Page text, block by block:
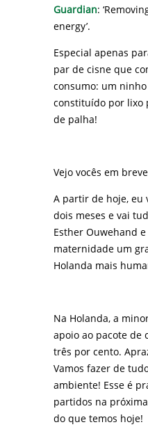
Guardian:
energy’.
Especial apenas
par de cisne que
consumo: um
constituído por lixo
de palha!
Vejo vocês em
A partir de hoje, eu
dois meses e vai
Esther Ouwehand
maternidade um
Holanda mais
Na Holanda, a
apoio ao pacote de
três por cento.
Vamos fazer de
ambiente! Esse é
partidos na
do que temos hoje!